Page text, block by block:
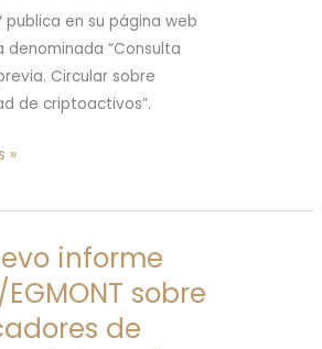
publica en su página web
denominada “Consulta
Circular sobre
de criptoactivos”.
»
informe
EGMONT sobre
de